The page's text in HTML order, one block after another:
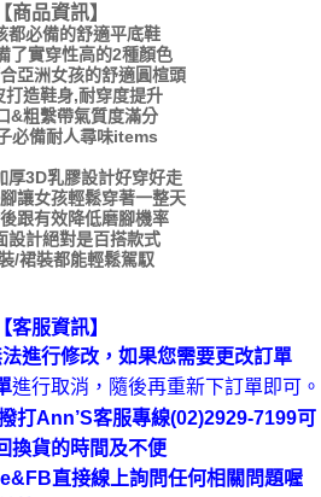
【商品資訊】
都必備的舒適平底鞋
了實穿性高的2種顏色
亞洲女孩的舒適圓楦頭
打造鞋身,耐穿度提升
&粗繫帶氣質度滿分
必備耐人尋味items
厚3D乳膠設計好穿好走
讓女孩輕鬆穿著一整天
跟有效降低磨腳機率
設計絕對是百搭款式
/裙裝都能輕鬆駕馭
【客服資訊】
進行修改，如果您需要更改訂單
進行取消，隨後再重新下訂單即可。
打Ann’S客服專線(02)2929-7199可
換貨的時間及不便
直接線上詢問任何相關問題喔